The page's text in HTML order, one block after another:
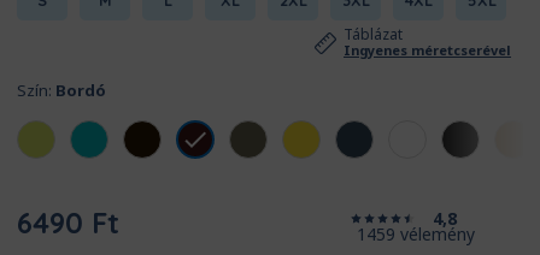
Táblázat
Ingyenes méretcserével
Szín: Bordó
6490 Ft 4,8
1459 vélemény